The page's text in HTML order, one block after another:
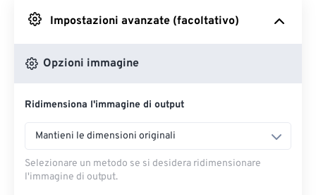
Da Google Drive
Impostazioni avanzate (facoltativo)
Opzioni immagine
Ridimensiona l'immagine di output
Mantieni le dimensioni originali
Selezionare un metodo se si desidera ridimensionare
l'immagine di output.